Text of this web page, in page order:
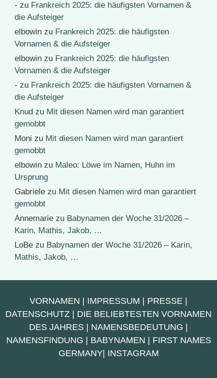
- zu Frankreich 2025: die häufigsten Vornamen &
die Aufsteiger
elbowin zu Frankreich 2025: die häufigsten
Vornamen & die Aufsteiger
elbowin zu Frankreich 2025: die häufigsten
Vornamen & die Aufsteiger
- zu Frankreich 2025: die häufigsten Vornamen &
die Aufsteiger
Knud zu Mit diesen Namen wird man garantiert
gemobbt
Moni zu Mit diesen Namen wird man garantiert
gemobbt
elbowin zu Maleo: Löwe im Namen, Huhn im
Ursprung
Gabriele zu Mit diesen Namen wird man garantiert
gemobbt
Annemarie zu Babynamen der Woche 31/2026 –
Karin, Mathis, Jakob, …
LoBe zu Babynamen der Woche 31/2026 – Karin,
Mathis, Jakob, …
VORNAMEN IMPRESSUM PRESSE
DATENSCHUTZ
DIE BELIEBTESTEN VORNAMEN
DES JAHRES
NAMENSBEDEUTUNG
NAMENSFINDUNG
BABYNAMEN
FIRST NAMES
GERMANY| INSTAGRAM